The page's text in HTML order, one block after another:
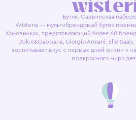
Бутик. Саввинская
Wisteria — мультибрендовый бутик
Хамовниках, представляющий более 60
Dolce&Gabbana, Giorgio Armani, Elie
воспитывает вкус с первых дней жизни и
прекрасного мира